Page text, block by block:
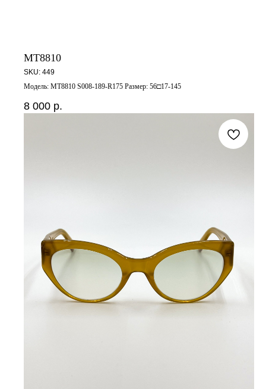
MT8810
SKU: 449
Модель: MT8810 S008-189-R175 Размер: 56□17-145
8 000 р.